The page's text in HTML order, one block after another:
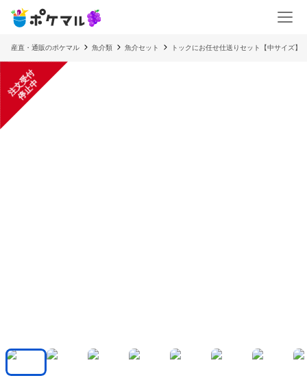
産直・通販のポケマル 魚介類 魚介セット トックにお任せ仕送りセット【中サイズ】
注
文
受
付
停
止
中